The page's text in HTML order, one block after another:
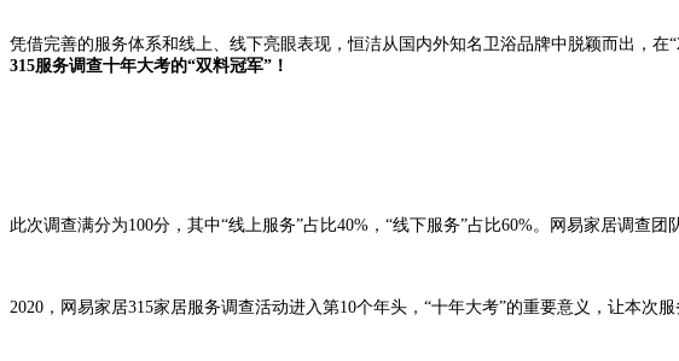
凭借完善的服务体系和线上、线下亮眼表现，恒洁从国内外知名卫浴品牌中脱颖而出，在
315服务调查十年大考的“双料冠军”！
此次调查满分为100分，其中“线上服务”占比40%，“线下服务”占比60%。网易家居调查
2020，网易家居315家居服务调查活动进入第10个年头，“十年大考”的重要意义，让本次